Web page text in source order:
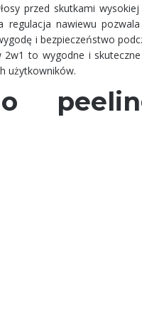
przed skutkami
regulacja nawiewu
i bezpieczeństwo
2w1 to wygodne i
użytkowników.